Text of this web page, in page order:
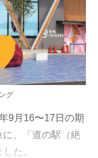
グ
9月16〜17日の期
、「道の駅（絶
た。